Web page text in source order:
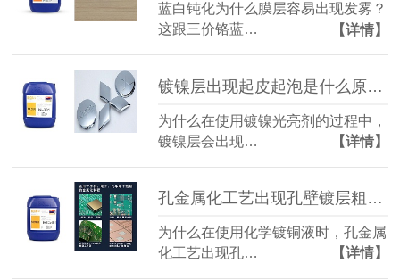
蓝白钝化为什么膜层容易出现发雾？
这跟三价铬蓝…
【详情】
镀镍层出现起皮起泡是什么原因？（镀镍光亮剂）
为什么在使用镀镍光亮剂的过程中，
镀镍层会出现…
【详情】
孔金属化工艺出现孔壁镀层粗糙该怎么办？（化学镀铜液）
为什么在使用化学镀铜液时，孔金属
化工艺出现孔…
【详情】